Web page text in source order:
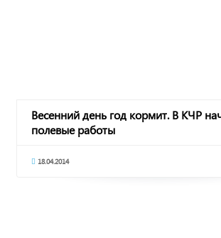
Весенний день год кормит. В КЧР
полевые работы
18.04.2014